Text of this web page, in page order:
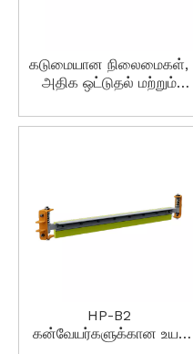
கடுமையான நிலைமைகள்,
அதிக ஒட்டுதல் மற்றும்
இரண்டாம் நிலை ஸ்கிராப்பர்.
HP-B2
கன்வேயர்களுக்கான உயர்